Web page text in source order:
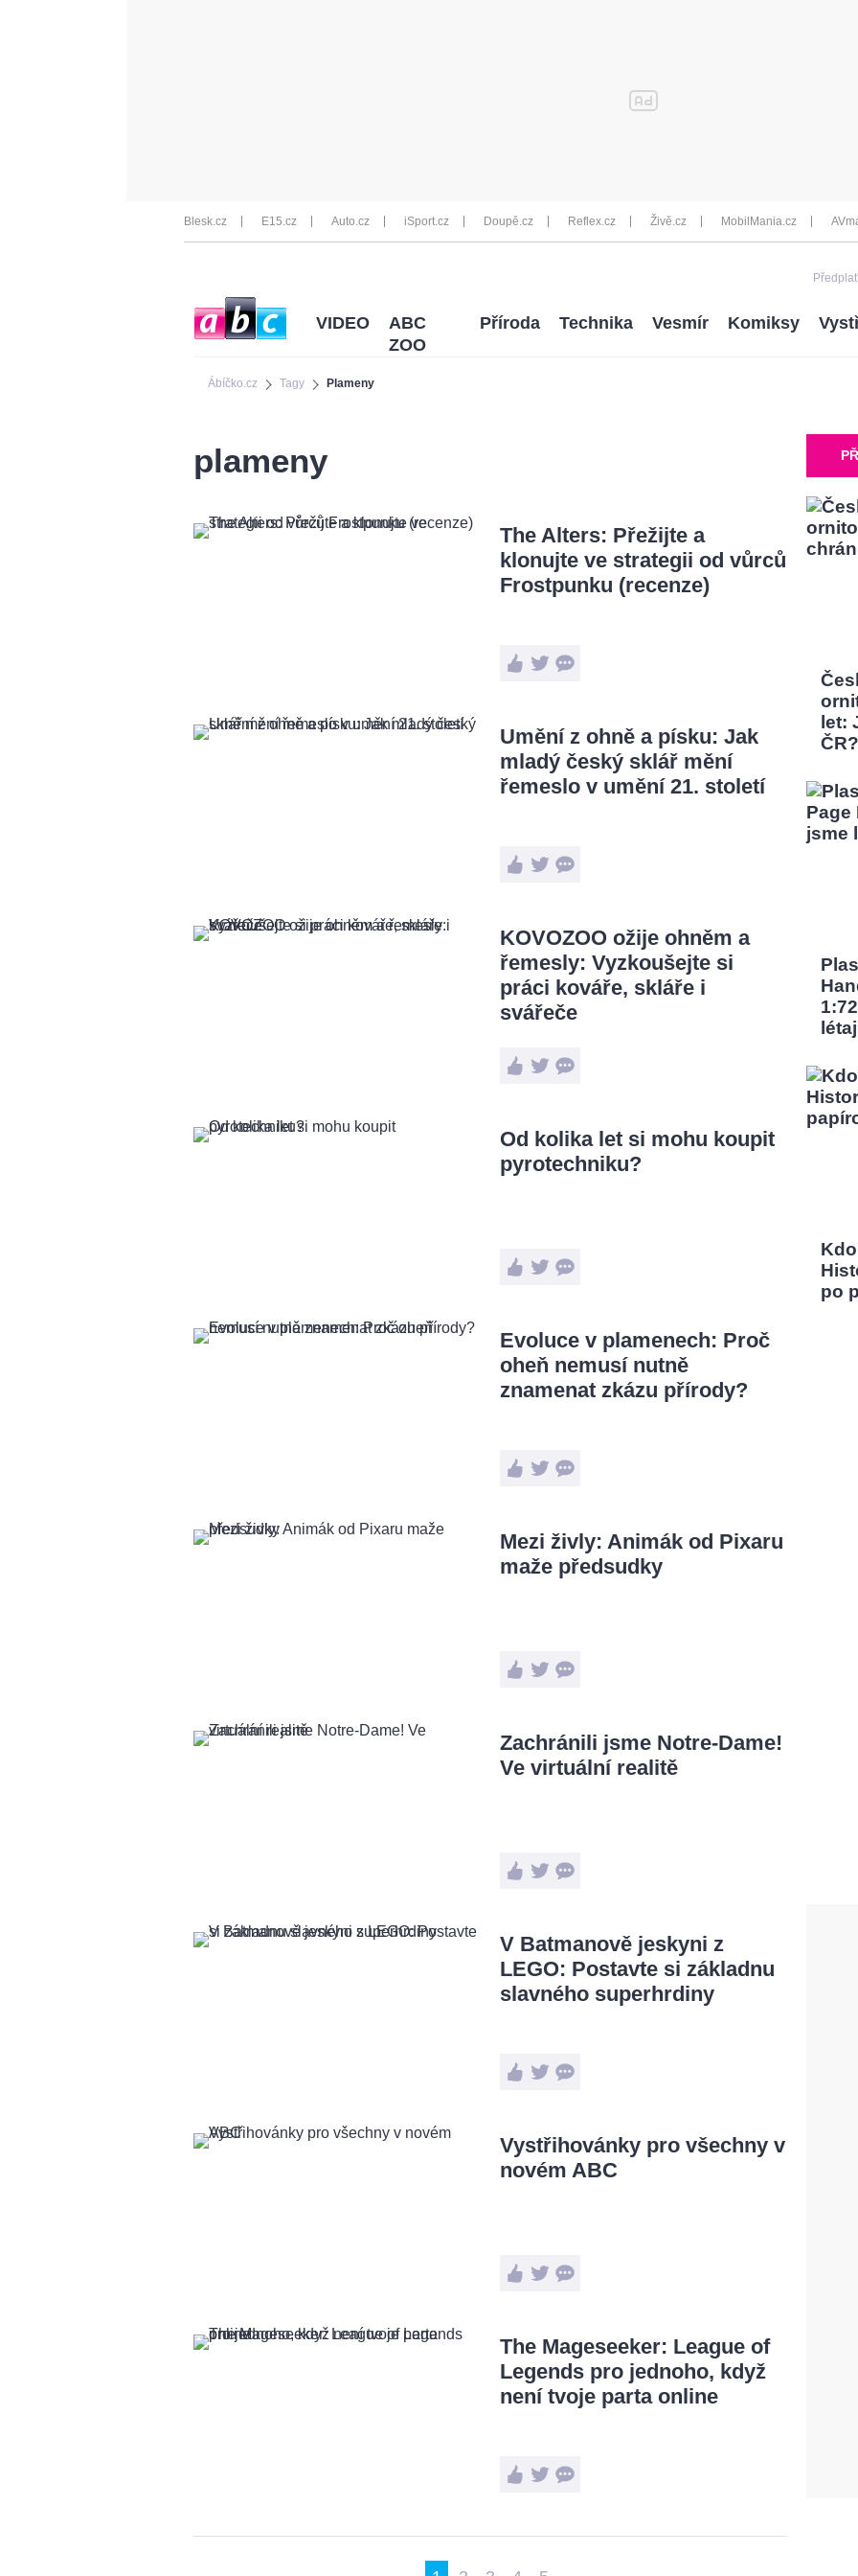
Blesk.cz E15.cz Auto.cz iSport.cz Doupě.cz Reflex.cz Živě.cz MobilMania.cz
Ábíčko.cz Tagy Plameny
VIDEO
ABC
ZOO
Příroda Technika Vesmír Komiksy
plameny
The Alters: Přežijte a
klonujte ve strategii od vůrců
Frostpunku (recenze)
Umění z ohně a písku: Jak
mladý český sklář mění
řemeslo v umění 21. století
KOVOZOO ožije ohněm a
řemesly: Vyzkoušejte si
práci kováře, skláře i
svářeče
Od kolika let si mohu koupit
pyrotechniku?
Evoluce v plamenech: Proč
oheň nemusí nutně
znamenat zkázu přírody?
Mezi živly: Animák od Pixaru
maže předsudky
Zachránili jsme Notre-Dame!
Ve virtuální realitě
V Batmanově jeskyni z
LEGO: Postavte si základnu
slavného superhrdiny
Vystřihovánky pro všechny v
novém ABC
The Mageseeker: League of
Legends pro jednoho, když
není tvoje parta online
let:
ČR?
po